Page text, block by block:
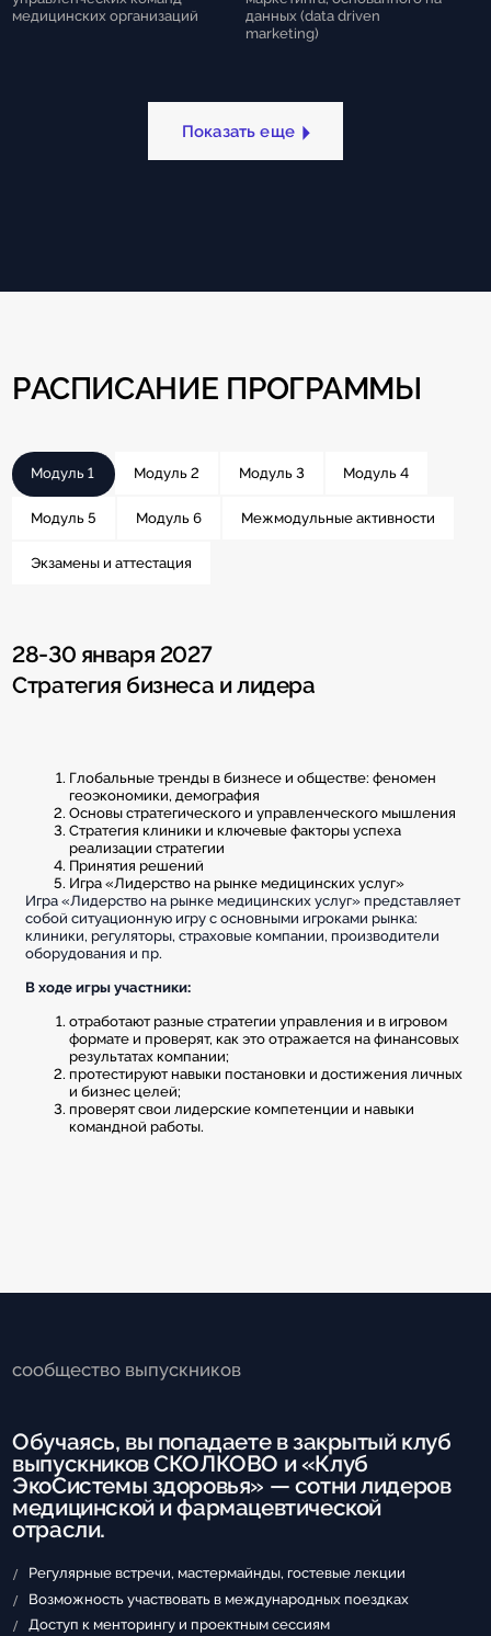
медицинских организаций
данных (data driven
marketing)
Показать еще
РАСПИСАНИЕ ПРОГРАММЫ
Модуль 1 Модуль 2 Модуль 3 Модуль 4
Модуль 5 Модуль 6 Межмодульные активности
Экзамены и аттестация
28-30 января 2027
Стратегия бизнеса и лидера
Глобальные тренды в бизнесе и обществе: феномен
геоэкономики, демография
Основы стратегического и управленческого мышления
Стратегия клиники и ключевые факторы успеха
реализации стратегии
Принятия решений
Игра «Лидерство на рынке медицинских услуг»
Игра «Лидерство на рынке медицинских услуг» представляет
собой ситуационную игру с основными игроками рынка:
клиники, регуляторы, страховые компании, производители
оборудования и пр.
В ходе игры участники:
отработают разные стратегии управления и в игровом
формате и проверят, как это отражается на финансовых
результатах компании;
протестируют навыки постановки и достижения личных
и бизнес целей;
проверят свои лидерские компетенции и навыки
командной работы.
cообщество выпускников
Обучаясь, вы попадаете в закрытый клуб
выпускников СКОЛКОВО и «Клуб
ЭкоСистемы здоровья» — сотни лидеров
медицинской и фармацевтической
отрасли.
Регулярные встречи, мастермайнды, гостевые лекции
Возможность участвовать в международных поездках
Доступ к менторингу и проектным сессиям